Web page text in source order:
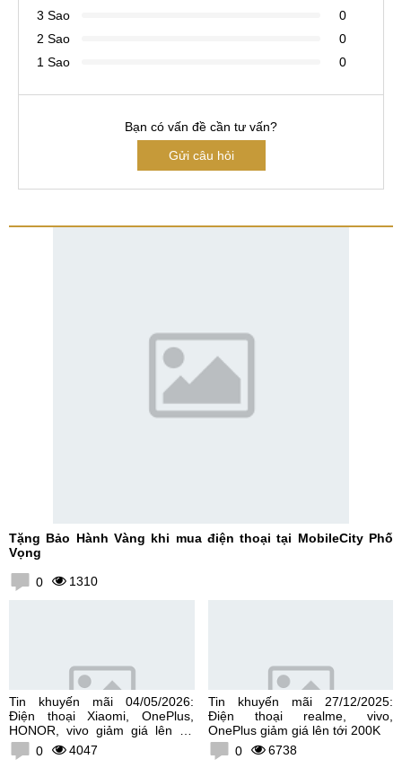
3 Sao
0
2 Sao
0
1 Sao
0
Bạn có vấn đề cần tư vấn?
Gửi câu hỏi
Tặng Bảo Hành Vàng khi mua điện thoại tại MobileCity Phố
Vọng
0 1310
Tin khuyến mãi 04/05/2026:
Điện thoại Xiaomi, OnePlus,
HONOR, vivo giảm giá lên tới
300K0 4047
Tin khuyến mãi 27/12/2025:
Điện thoại realme, vivo,
OnePlus giảm giá lên tới 200K
0
6738